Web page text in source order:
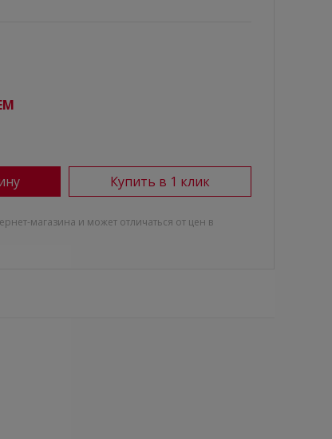
Купить в 1 клик
магазина и может отличаться от цен в